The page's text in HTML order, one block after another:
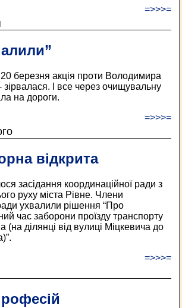
=>>>=
березня акція проти Володимира
зірвалася. І все через очищувальну
на дороги.
=>>>=
відкрита
засідання координаційної ради з
руху міста Рівне. Члени
ухвалили рішення “Про
час заборони проїзду транспорту
ділянці від вулиці Міцкевича до
=>>>=